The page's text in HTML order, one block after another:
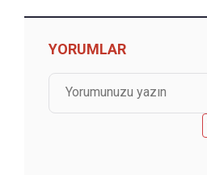
YORUMLAR